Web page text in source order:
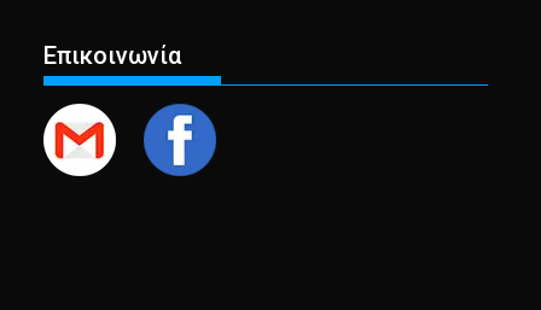
Επικοινωνία